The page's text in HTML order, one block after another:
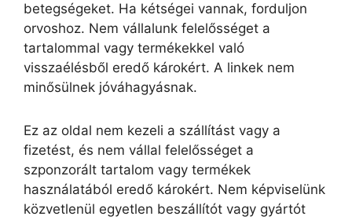
betegségeket. Ha kétségei vannak, forduljon
orvoshoz. Nem vállalunk felelősséget a
tartalommal vagy termékekkel való
visszaélésből eredő károkért. A linkek nem
minősülnek jóváhagyásnak.
Ez az oldal nem kezeli a szállítást vagy a
fizetést, és nem vállal felelősséget a
szponzorált tartalom vagy termékek
használatából eredő károkért. Nem képviselünk
közvetlenül egyetlen beszállítót vagy gyártót